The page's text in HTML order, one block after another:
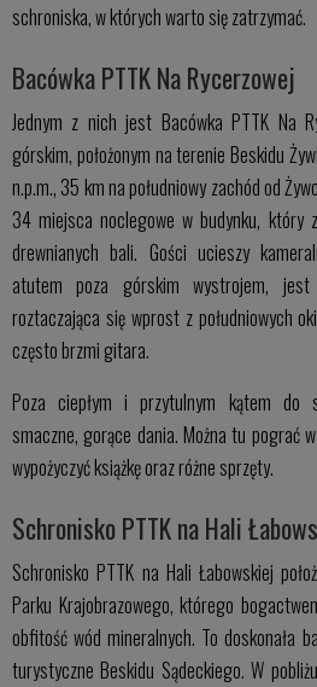
schroniska, w których warto się zatrzymać.
Bacówka PTTK Na Rycerzowej
Jednym z nich jest Bacówka PTTK Na
górskim, położonym na terenie Beskidu
n.p.m., 35 km na południowy zachód od
34 miejsca noclegowe w budynku, który
drewnianych bali. Gości ucieszy
atutem poza górskim wystrojem, jest
roztaczająca się wprost z południowych
często brzmi gitara.
Poza ciepłym i przytulnym kątem do
smaczne, gorące dania. Można tu pograć
wypożyczyć książkę oraz różne sprzęty.
Schronisko PTTK na Hali
Schronisko PTTK na Hali Łabowskiej
Parku Krajobrazowego, którego
obfitość wód mineralnych. To doskonała
turystyczne Beskidu Sądeckiego. W